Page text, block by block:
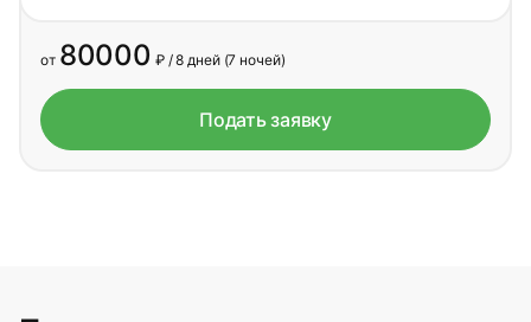
6 февраля - 13 февраля
13 февраля - 20 февраля
от 80000 ₽ / 8 дней (7 ночей)
Подать заявку